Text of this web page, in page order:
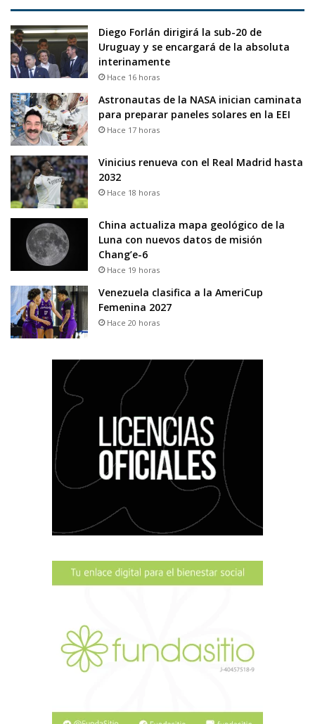
Diego Forlán dirigirá la sub-20 de
Uruguay y se encargará de la absoluta
interinamente
Hace 16 horas
Astronautas de la NASA inician caminata
para preparar paneles solares en la EEI
Hace 17 horas
Vinicius renueva con el Real Madrid hasta
2032
Hace 18 horas
China actualiza mapa geológico de la
Luna con nuevos datos de misión
Chang’e-6
Hace 19 horas
Venezuela clasifica a la AmeriCup
Femenina 2027
Hace 20 horas